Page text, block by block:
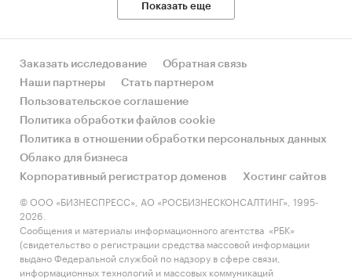
Показать еще
Заказать исследование
Обратная связь
Наши партнеры
Стать партнером
Пользовательское соглашение
Политика обработки файлов cookie
Политика в отношении обработки персональных данных
Облако для бизнеса
Корпоративный регистратор доменов
Хостинг сайтов
© ООО «БИЗНЕСПРЕСС», АО «РОСБИЗНЕСКОНСАЛТИНГ», 1995-
2026.
Сообщения и материалы информационного агентства «РБК»
(свидетельство о регистрации средства массовой информации
выдано Федеральной службой по надзору в сфере связи,
информационных технологий и массовых коммуникаций